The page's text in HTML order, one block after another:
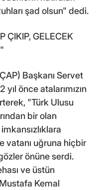
şad olsun" dedi.
ÇIKIP, GELECEK
Başkanı Servet
önce atalarımızın
"Türk Ulusu
bir olan
vatanı uğruna hiçbir
önüne serdi.
ve üstün
Kemal